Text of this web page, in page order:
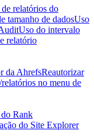
relatórios do
tamanho de dadosUso
Uso do intervalo
relatório
da AhrefsReautorizar
no menu de
Rank
do Site Explorer